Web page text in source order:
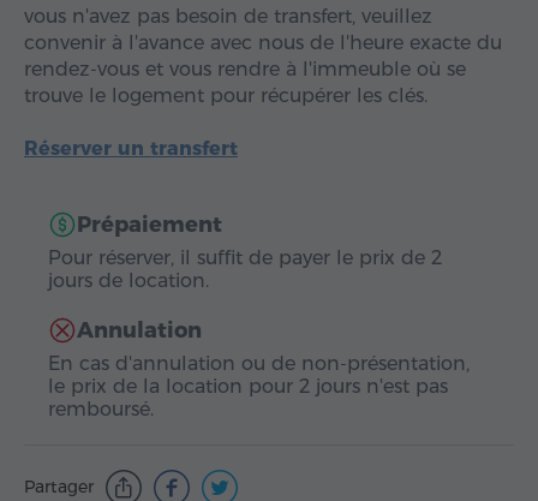
vous n'avez pas besoin de transfert, veuillez
convenir à l'avance avec nous de l'heure exacte du
rendez-vous et vous rendre à l'immeuble où se
trouve le logement pour récupérer les clés.
Réserver un transfert
Prépaiement
Pour réserver, il suffit de payer le prix de 2
jours de location.
Annulation
En cas d'annulation ou de non-présentation,
le prix de la location pour 2 jours n'est pas
remboursé.
Partager